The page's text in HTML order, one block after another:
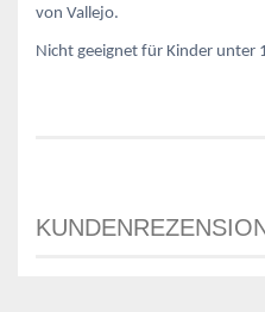
von Vallejo.
Nicht geeignet für Kinder unter